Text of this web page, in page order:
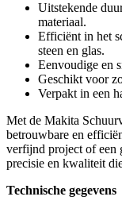
Uitstekende
materiaal.
Efficiënt in het
steen en glas.
Eenvoudige en
Geschikt voor
Verpakt in een
Met de Makita
betrouwbare en
verfijnd project of een
precisie en kwaliteit
Technische gegevens